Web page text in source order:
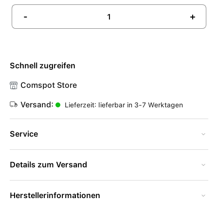
- +
Schnell zugreifen
Comspot Store
Versand: Lieferzeit: lieferbar in 3-7 Werktagen
Service
Details zum Versand
Herstellerinformationen